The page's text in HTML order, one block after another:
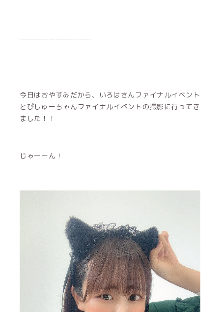
┈┈┈┈┈┈┈┈┈┈
今日はおやすみだから、いろはさんファイナルイベント
とぴしゅーちゃんファイナルイベントの撮影に行ってき
ました！！
じゃーーん！